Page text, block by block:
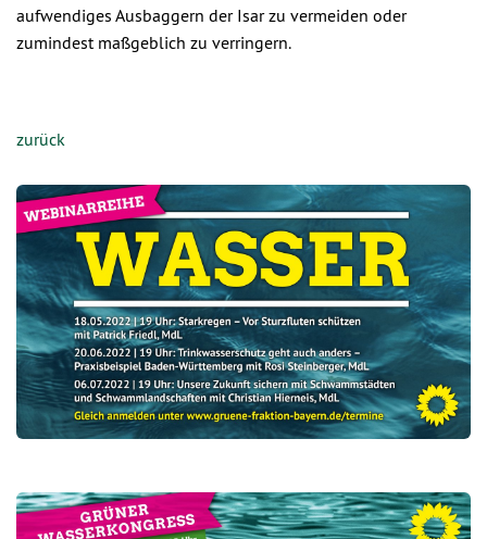
aufwendiges Ausbaggern der Isar zu vermeiden oder
zumindest maßgeblich zu verringern.
zurück